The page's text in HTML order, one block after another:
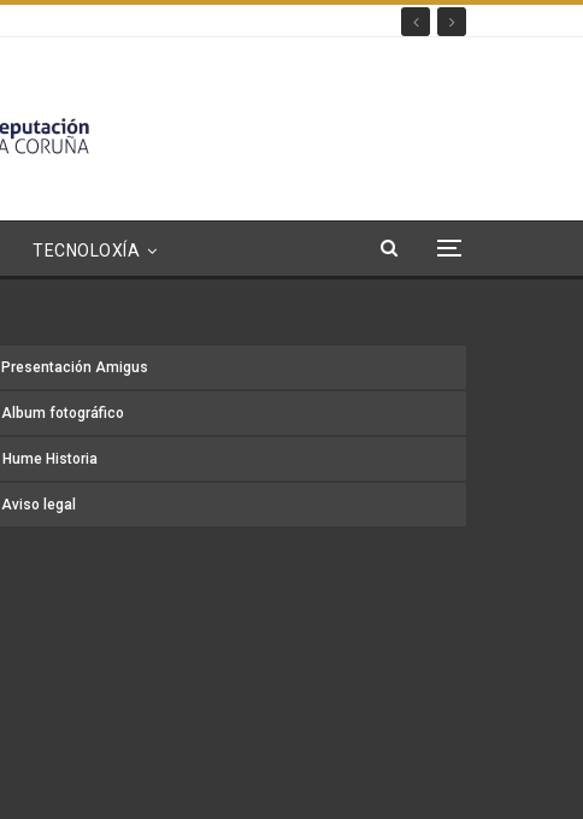
TECNOLOXÍA
Presentación Amigus
Album fotográfico
Hume Historia
Aviso legal